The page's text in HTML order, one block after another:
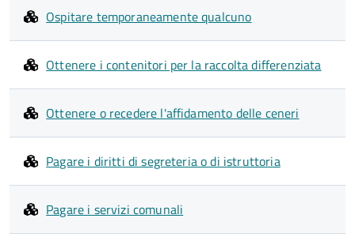
Ospitare temporaneamente qualcuno
Ottenere i contenitori per la raccolta differenziata
Ottenere o recedere l'affidamento delle ceneri
Pagare i diritti di segreteria o di istruttoria
Pagare i servizi comunali